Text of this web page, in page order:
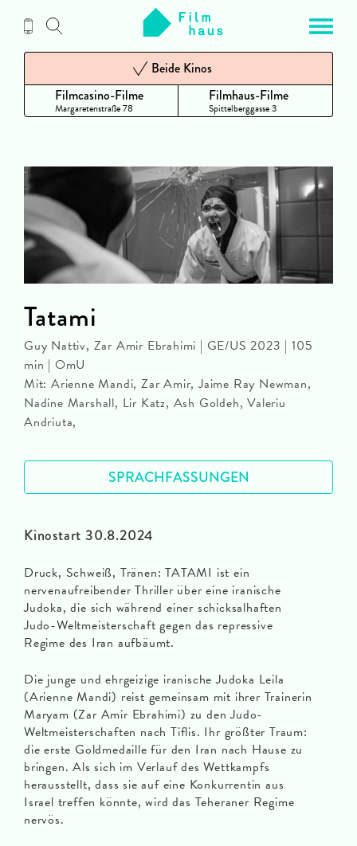
Inhalt
Filmcasino-Filme
Margaretenstraße 78
Beide Kinos
Filmhaus-Filme
Spittelberggasse 3
Kinostart 30.8.2024
Druck, Schweiß, Tränen: TATAMI ist ein
nervenaufreibender Thriller über eine iranische
Judoka, die sich während einer schicksalhaften
Judo-Weltmeisterschaft gegen das repressive
Regime des Iran aufbäumt.
Die junge und ehrgeizige iranische Judoka Leila
(Arienne Mandi) reist gemeinsam mit ihrer Trainerin
Maryam (Zar Amir Ebrahimi) zu den Judo-
Weltmeisterschaften nach Tiflis. Ihr größter Traum:
die erste Goldmedaille für den Iran nach Hause zu
bringen. Als sich im Verlauf des Wettkampfs
herausstellt, dass sie auf eine Konkurrentin aus
Israel treffen könnte, wird das Teheraner Regime
nervös.
Tatami
Guy Nattiv, Zar Amir Ebrahimi | GE/US 2023 | 105
min | OmU
Mit: Arienne Mandi, Zar Amir, Jaime Ray Newman,
Nadine Marshall, Lir Katz, Ash Goldeh, Valeriu
Andriuta,
SPRACHFASSUNGEN